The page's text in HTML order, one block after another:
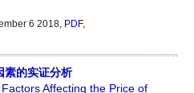
6 2018, PDF,
素的实证分析
Affecting the Price of